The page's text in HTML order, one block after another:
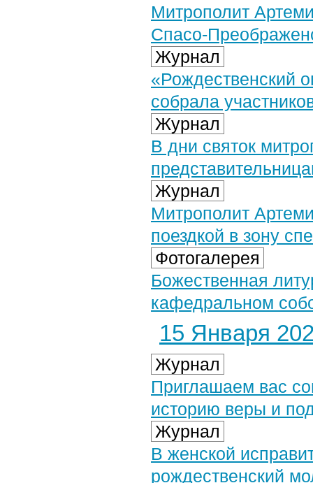
Митрополит
Спасо-
Журнал
«Рождественский
собрала
Журнал
В дни святок
Журнал
Митрополит
поездкой в зону
Фотогалерея
Божественная
кафедральном
15 Января
Журнал
Приглашаем вас
историю веры и
Журнал
В женской
рождественский